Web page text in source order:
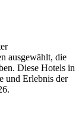
ausgewählt, die
Diese Hotels in
und Erlebnis der
.